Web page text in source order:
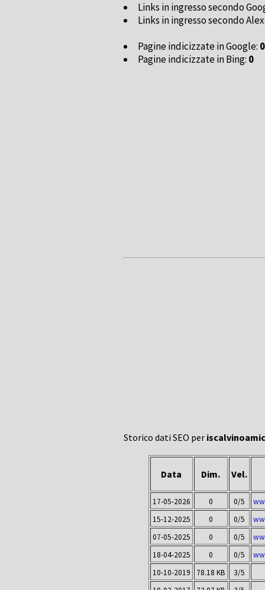
Links in ingresso secondo
Links in ingresso secondo
Pagine indicizzate in Google: 0
Pagine indicizzate in Bing: 0
Storico dati SEO per
Data Dim. Vel.
17-05-2026 0 0/5
15-12-2025
0 0/5
07-05-2025
0 0/5
18-04-2025
0 0/5
10-10-2019
78.18 KB
3/5